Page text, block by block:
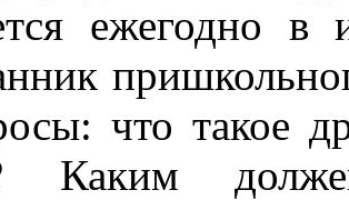
что такое
Каким